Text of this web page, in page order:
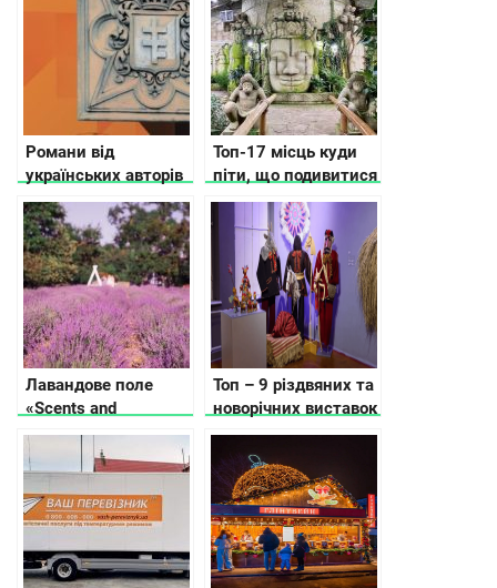
СРСР (відео)
Романи від
українських авторів
– мастрід від
редакції
Топ-17 місць куди
піти, що подивитися
в Черкасах
Лавандове поле
«Scents and
Sensations».
Топ – 9 різдвяних та
новорічних виставок
Києва, які варто
відвідати